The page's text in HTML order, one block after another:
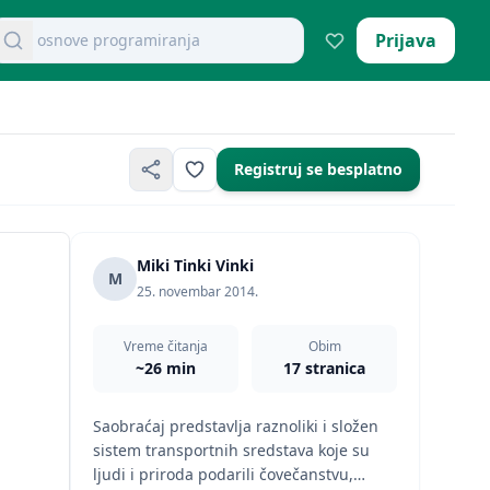
dokumente
osnove programiranja
Prijava
Registruj se besplatno
M
Miki Tinki Vinki
25. novembar 2014.
Vreme čitanja
~26 min
Obim
17 stranica
Saobraćaj predstavlja raznoliki i složen
sistem transportnih sredstava koje su
ljudi i priroda podarili čovečanstvu,